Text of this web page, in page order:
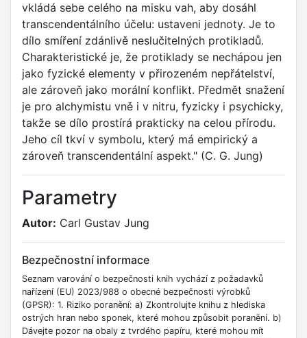
vkládá sebe celého na misku vah, aby dosáhl
transcendentálního účelu: ustaveni jednoty. Je to
dílo smíření zdánlivě neslučitelných protikladů.
Charakteristické je, že protiklady se nechápou jen
jako fyzické elementy v přirozeném nepřátelství,
ale zároveň jako morální konflikt. Předmět snažení
je pro alchymistu vně i v nitru, fyzicky i psychicky,
takže se dílo prostírá prakticky na celou přírodu.
Jeho cíl tkví v symbolu, který má empirický a
zároveň transcendentální aspekt." (C. G. Jung)
Parametry
Autor: Carl Gustav Jung
Bezpečnostní informace
Seznam varování o bezpečnosti knih vychází z požadavků
nařízení (EU) 2023/988 o obecné bezpečnosti výrobků
(GPSR): 1. Riziko poranění: a) Zkontrolujte knihu z hlediska
ostrých hran nebo sponek, které mohou způsobit poranění. b)
Dávejte pozor na obaly z tvrdého papíru, které mohou mít